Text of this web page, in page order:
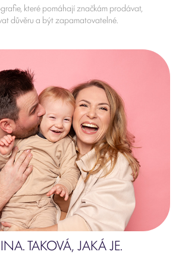
které pomáhají značkám prodávat,
důvěru a být zapamatovatelné.
TAKOVÁ, JAKÁ JE.